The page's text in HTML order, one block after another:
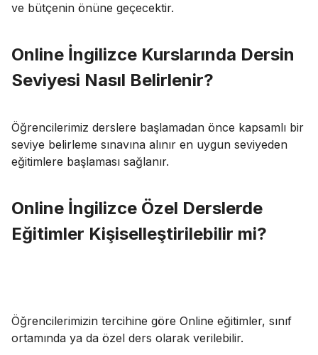
ve bütçenin önüne geçecektir.
Online İngilizce Kurslarında Dersin
Seviyesi Nasıl Belirlenir?
Öğrencilerimiz derslere başlamadan önce kapsamlı bir
seviye belirleme sınavına alınır en uygun seviyeden
eğitimlere başlaması sağlanır.
Online İngilizce Özel Derslerde
Eğitimler Kişiselleştirilebilir mi?
Öğrencilerimizin tercihine göre Online eğitimler, sınıf
ortamında ya da özel ders olarak verilebilir.